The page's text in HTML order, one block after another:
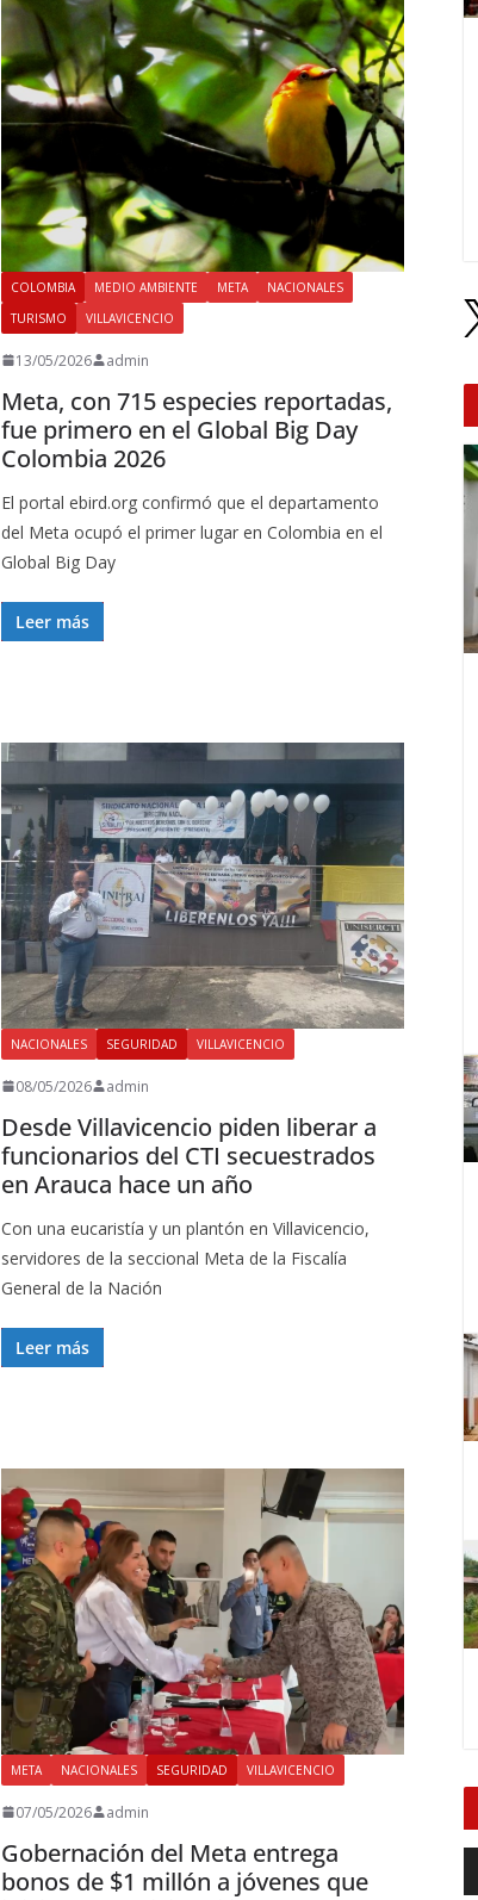
COLOMBIA MEDIO AMBIENTE META
NACIONALES
TURISMO
VILLAVICENCIO
13/05/2026 admin
Meta, con 715 especies reportadas,
fue primero en el Global Big Day
Colombia 2026
El portal ebird.org confirmó que el departamento
del Meta ocupó el primer lugar en Colombia en el
Global Big Day
Leer más
NACIONALES SEGURIDAD VILLAVICENCIO
08/05/2026 admin
Desde Villavicencio piden liberar a
funcionarios del CTI secuestrados
en Arauca hace un año
Con una eucaristía y un plantón en Villavicencio,
servidores de la seccional Meta de la Fiscalía
General de la Nación
Leer más
META NACIONALES SEGURIDAD VILLAVICENCIO
07/05/2026 admin
Gobernación del Meta entrega
bonos de $1 millón a jóvenes que
e